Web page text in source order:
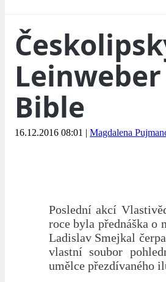
Bible
16.12.2016 08:01 | Magdalena
Poslední akcí
roce byla přednáška
Ladislav Smejkal
vlastní soubor
umělce přezdívaného